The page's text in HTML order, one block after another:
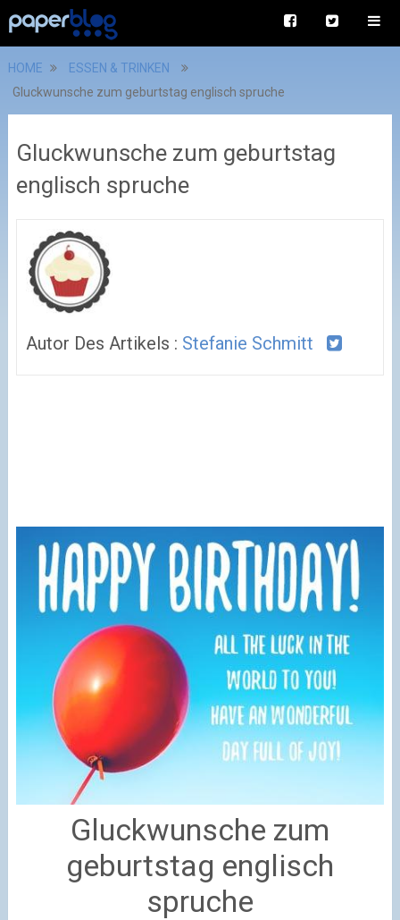
HOME
ESSEN & TRINKEN
Gluckwunsche zum geburtstag englisch spruche
Gluckwunsche zum geburtstag
englisch spruche
Autor Des Artikels : Stefanie Schmitt
Gluckwunsche zum
geburtstag englisch
spruche